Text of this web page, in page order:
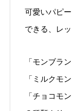
可愛いパピ
できる、レ
「モンブラ
「ミルクモ
「チョコモ